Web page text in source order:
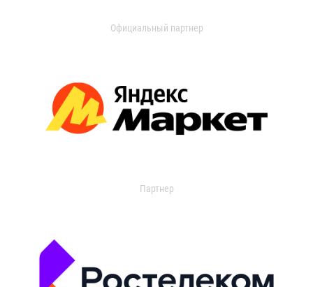
Официальный партнер
Партнер